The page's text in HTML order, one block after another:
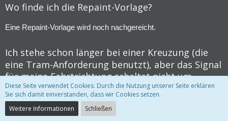
Wo finde ich die Repaint-Vorlage?
Eine Repaint-Vorlage wird noch nachgereicht.
Ich stehe schon länger bei einer Kreuzung (die
eine Tram-Anforderung benutzt), aber das Signal
für meine Fahrtrichtung schaltet nicht um.
Bei manchen Kreuzungen muss die Tram relativ weit vorne
stehen, damit das Anforderungssignal "K" aufleuchtet. Sobald
dieses leuchtet, wurde die Anmeldung erfasst und das Signal wird
Diese Seite verwendet Cookies. Durch die Nutzung unserer Seite erklären
Sie sich damit einverstanden, dass wir Cookies setzen.
Weitere Informationen
Schließen